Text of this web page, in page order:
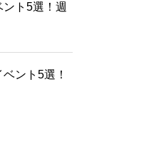
ント5選！週
ント5選！